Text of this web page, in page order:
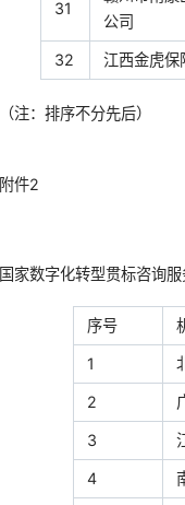
31
公司
32 江西金虎保
（注：排序不分先后）
附件2
国家数字化转型贯标咨询
序号
1
2
3
4